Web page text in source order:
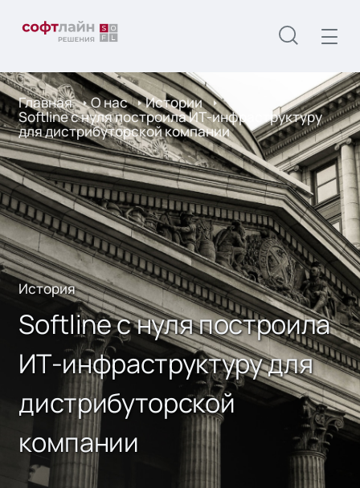
Главная О нас Истории
Softline с нуля построила ИТ-инфраструктуру
для дистрибуторской компании
История
Softline с нуля построила
ИТ-инфраструктуру для
дистрибуторской
компании